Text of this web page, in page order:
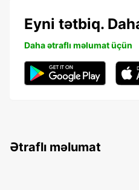
Eyni tətbiq.
Daha ətraflı məlumat üçün
Ətraflı məlumat